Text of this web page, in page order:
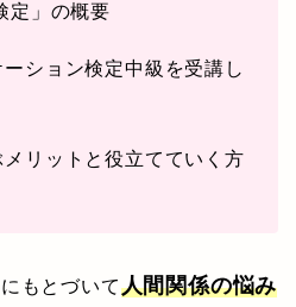
定」の概要
ション検定中級を受講し
リットと役立てていく方
もとづいて人間関係の悩み